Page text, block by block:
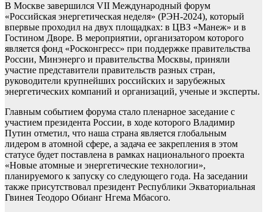
В Москве завершился VII Международный форум
«Российская энергетическая неделя» (РЭН-2024), который
впервые проходил на двух площадках: в ЦВЗ «Манеж» и в
Гостином Дворе. В мероприятии, организатором которого
является фонд «Росконгресс» при поддержке правительства
России, Минэнерго и правительства Москвы, приняли
участие представители правительств разных стран,
руководители крупнейших российских и зарубежных
энергетических компаний и организаций, ученые и эксперты.
Главным событием форума стало пленарное заседание с
участием президента России, в ходе которого Владимир
Путин отметил, что наша страна является глобальным
лидером в атомной сфере, а задача ее закрепления в этом
статусе будет поставлена в рамках национального проекта
«Новые атомные и энергетические технологии»,
планируемого к запуску со следующего года. На заседании
также присутствовал президент Республики Экваториальная
Гвинея Теодоро Обианг Нгема Мбасого.